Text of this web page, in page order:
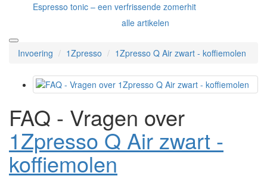
Espresso tonic – een verfrissende zomerhit
alle artikelen
Invoering 1Zpresso 1Zpresso Q Air zwart - koffiemolen
FAQ - Vragen over
1Zpresso Q Air zwart -
koffiemolen